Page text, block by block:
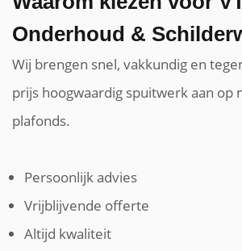
Onderhoud &
Wij brengen snel, vakkundig en
prijs hoogwaardig spuitwerk aan op
plafonds.
Persoonlijk advies
Vrijblijvende offerte
Altijd kwaliteit